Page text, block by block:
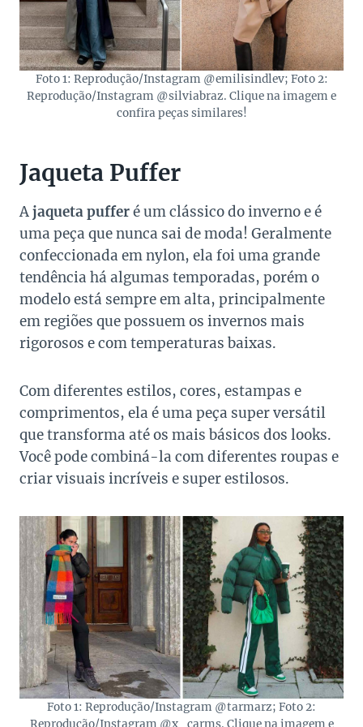
Foto 1: Reprodução/Instagram @emilisindlev; Foto 2:
Reprodução/Instagram @silviabraz. Clique na imagem e
confira peças similares!
Jaqueta Puffer
Ajaqueta pufferé um clássico do inverno e é
uma peça que nunca sai de moda! Geralmente
confeccionada em nylon, ela foi uma grande
tendência há algumas temporadas, porém o
modelo está sempre em alta, principalmente
em regiões que possuem os invernos mais
rigorosos e com temperaturas baixas.
Com diferentes estilos, cores, estampas e
comprimentos, ela é uma peça super versátil
que transforma até os mais básicos dos looks.
Você pode combiná-la com diferentes roupas e
criar visuais incríveis e super estilosos.
Foto 1: Reprodução/Instagram @tarmarz; Foto 2:
Reprodução/Instagram @x_carms. Clique na imagem e